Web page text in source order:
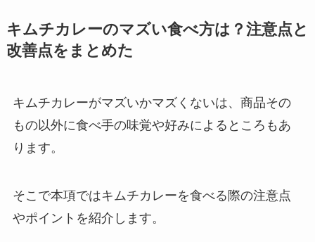
キムチカレーのマズい食べ方は？注意点と
改善点をまとめた
キムチカレーがマズいかマズくないは、商品その
もの以外に食べ手の味覚や好みによるところもあ
ります。
そこで本項ではキムチカレーを食べる際の注意点
やポイントを紹介します。